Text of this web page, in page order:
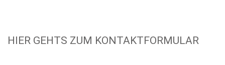
HIER GEHTS ZUM KONTAKTFORMULAR